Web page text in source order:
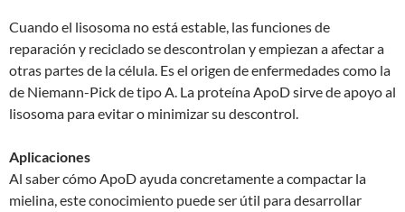
Cuando el lisosoma no está estable, las funciones de
reparación y reciclado se descontrolan y empiezan a afectar a
otras partes de la célula. Es el origen de enfermedades como la
de Niemann-Pick de tipo A. La proteína ApoD sirve de apoyo al
lisosoma para evitar o minimizar su descontrol.
Aplicaciones
Al saber cómo ApoD ayuda concretamente a compactar la
mielina, este conocimiento puede ser útil para desarrollar